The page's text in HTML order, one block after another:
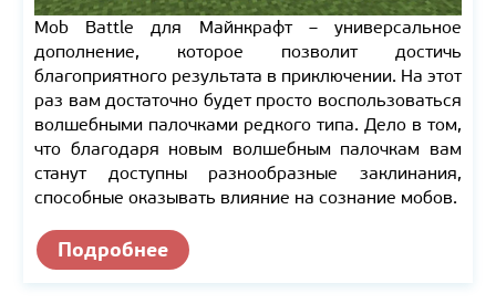
Mob Battle для Майнкрафт – универсальное
дополнение, которое позволит достичь
благоприятного результата в приключении. На этот
раз вам достаточно будет просто воспользоваться
волшебными палочками редкого типа. Дело в том,
что благодаря новым волшебным палочкам вам
станут доступны разнообразные заклинания,
способные оказывать влияние на сознание мобов.
Подробнее